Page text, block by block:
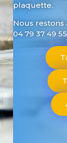
plaquette.
Nous restons
04 79 37 49 55